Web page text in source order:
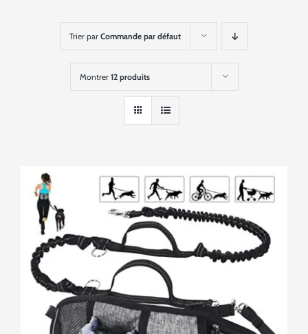
Trier par Commande par défaut
Montrer 12 produits